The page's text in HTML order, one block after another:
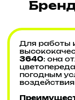
Для работы
3640: она
погодным